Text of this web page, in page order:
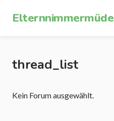
Elternnimmermüde
thread_list
Kein Forum ausgewählt.